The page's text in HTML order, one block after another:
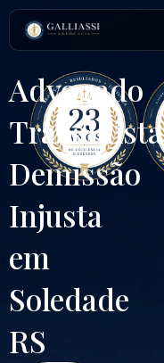
para
conteúdo
Advogado
Trabalhista
Demissão
Injusta
em
Soledade
RS